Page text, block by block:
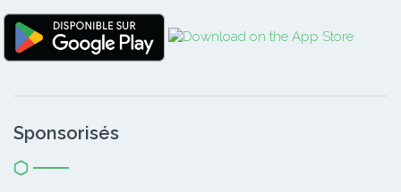
Sponsorisés